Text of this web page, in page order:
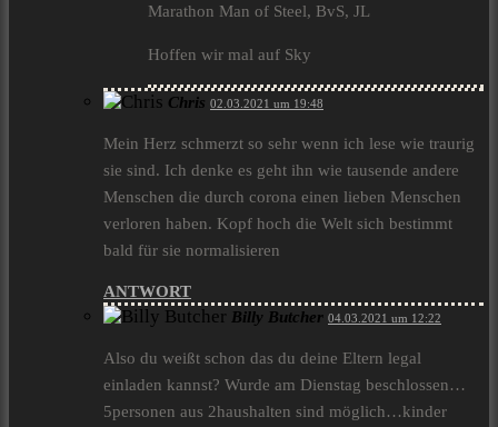
Marathon Man of Steel, BvS, JL
Hoffen wir mal auf Sky
Chris 02.03.2021 um 19:48
Mein Herz schmerzt so sehr wenn ich lese wie traurig
sie sind. Ich denke es geht ihn wie tausende andere
Menschen die durch corona einen lieben Menschen
verloren haben. Kopf hoch die Welt sich bestimmt
bald für sie normalisieren
ANTWORT
Billy Butcher 04.03.2021 um 12:22
Also du weißt schon das du deine Eltern legal
einladen kannst? Wurde am Dienstag beschlossen…
5personen aus 2haushalten sind möglich…kinder